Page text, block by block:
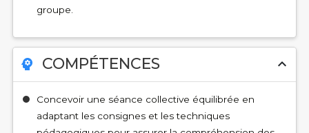
groupe.
psychology COMPÉTENCES expand_less
Concevoir une séance collective équilibrée en
adaptant les consignes et les techniques